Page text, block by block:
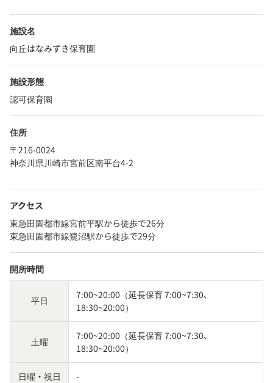
施設名
向丘はなみずき保育園
施設形態
認可保育園
住所
〒216-0024
神奈川県川崎市宮前区南平台4-2
アクセス
東急田園都市線宮前平駅から徒歩で26分
東急田園都市線鷺沼駅から徒歩で29分
開所時間
平日
7:00~20:00（延長保育 7:00~7:30、
18:30~20:00）
土曜
7:00~20:00（延長保育 7:00~7:30、
18:30~20:00）
日曜・祝日 -